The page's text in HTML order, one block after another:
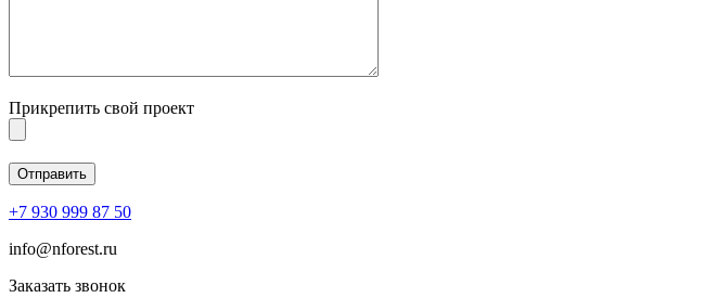
Прикрепить свой проект
+7 930 999 87 50
info@nforest.ru
Заказать звонок